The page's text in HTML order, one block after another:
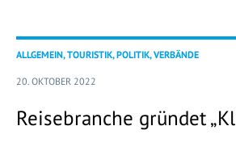
ALLGEMEIN, TOURISTIK, POLITIK, VERBÄNDE
20. OKTOBER 2022
Reisebranche gründet